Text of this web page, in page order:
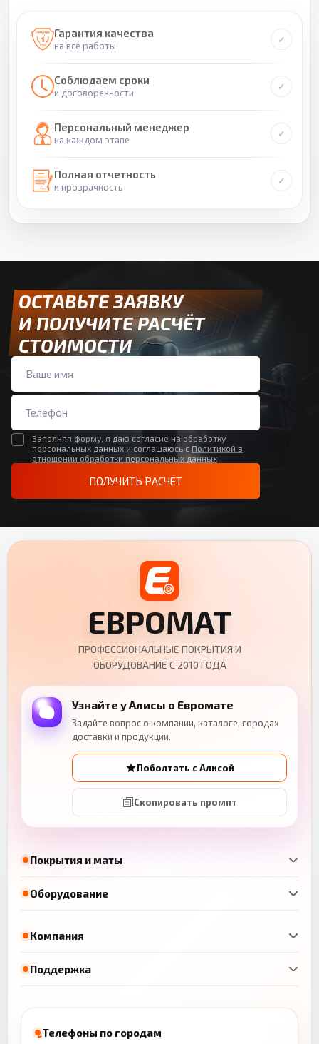
Гарантия качества
на все работы
Соблюдаем сроки
и договоренности
Персональный менеджер
на каждом этапе
Полная отчетность
и прозрачность
ОСТАВЬТЕ ЗАЯВКУ
И ПОЛУЧИТЕ РАСЧЁТ
СТОИМОСТИ
Заполняя форму, я даю согласие на обработку
персональных данных и соглашаюсь с Политикой в
отношении обработки персональных данных
ПОЛУЧИТЬ РАСЧЁТ
Покрытия и маты
Оборудование
ЕВРОМАТ
ПРОФЕССИОНАЛЬНЫЕ ПОКРЫТИЯ И
ОБОРУДОВАНИЕ С 2010 ГОДА
Узнайте у Алисы о Евромате
Задайте вопрос о компании, каталоге, городах
доставки и продукции.
Поболтать с Алисой
Скопировать промпт
Компания
Поддержка
Телефоны по городам